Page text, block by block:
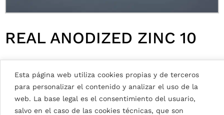
Esta página web utiliza cookies propias y de terceros
para personalizar el contenido y analizar el uso de la
web. La base legal es el consentimiento del usuario,
salvo en el caso de las cookies técnicas, que son
REAL ANODIZED ZINC 10
PRINCIPALES POSIBILIDADES
METAL COATED